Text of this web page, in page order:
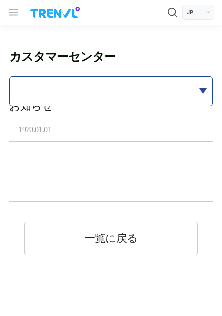
언어 선택
カスタマーセンター
お知らせ
1970.01.01
一覧に戻る